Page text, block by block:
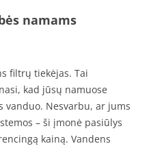
namams
filtrų tiekėjas. Tai
kad jūsų namuose
vanduo. Nesvarbu, ar jums
– ši įmonė pasiūlys
kainą. Vandens